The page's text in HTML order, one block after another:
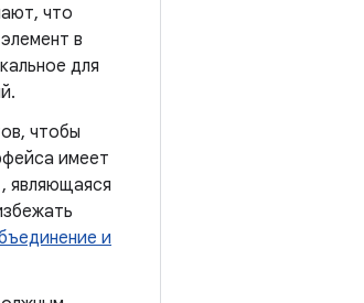
что
в
для
чтобы
имеет
, являющаяся
и